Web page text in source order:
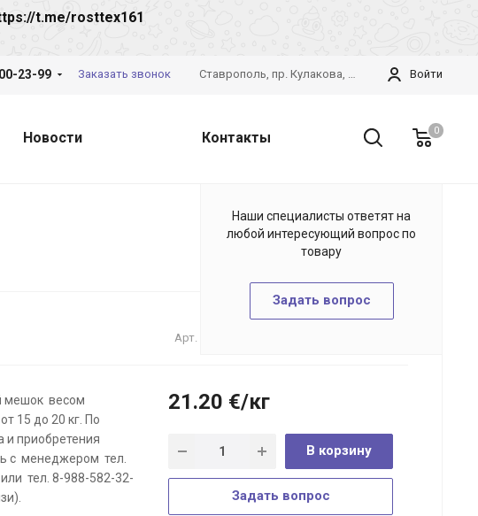
t.me/rosttex161
Войти
Ставрополь, пр. Кулакова, 28б
23-99 Заказать звонок
0
Новости Контакты
Арт.
мешок весом
15 до 20 кг. По
и приобретения
с менеджером тел.
тел. 8-988-582-32-
21.20 €/кг
В корзину
Задать вопрос
Наши специалисты ответят на
любой интересующий вопрос по
товару
Задать вопрос